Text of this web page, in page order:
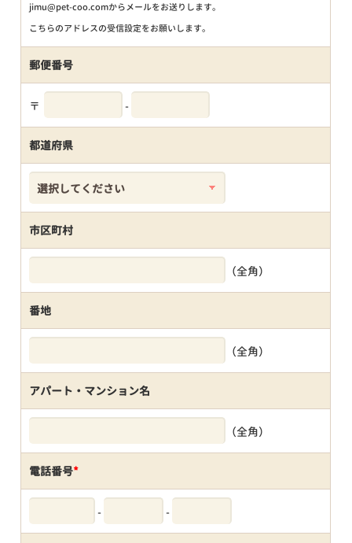
jimu@pet-coo.comからメールをお送りします。
こちらのアドレスの受信設定をお願いします。
郵便番号
〒 -
都道府県
市区町村
（全角）
番地
（全角）
アパート・マンション名
（全角）
電話番号*
- -